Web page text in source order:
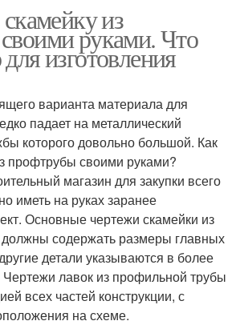
из
руками. Что
изготовления
варианта материала для
падает на металлический
которого довольно большой. Как
профтрубы своими руками?
магазин для закупки всего
иметь на руках заранее
Основные чертежи скамейки из
содержать размеры главных
детали указываются в более
лавок из профильной трубы
всех частей конструкции, с
на схеме.